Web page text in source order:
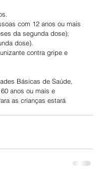
com 12 anos ou mais
da segunda dose);
dose).
contra gripe e
Básicas de Saúde,
anos ou mais e
as crianças estará